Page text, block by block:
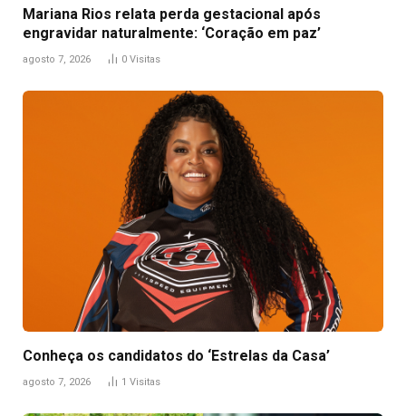
Mariana Rios relata perda gestacional após
engravidar naturalmente: ‘Coração em paz’
agosto 7, 2026 0 Visitas
Conheça os candidatos do ‘Estrelas da Casa’
agosto 7, 2026 1 Visitas